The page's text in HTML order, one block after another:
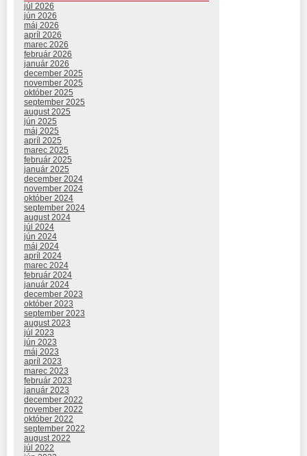
júl 2026
jún 2026
máj 2026
apríl 2026
marec 2026
február 2026
január 2026
december 2025
november 2025
október 2025
september 2025
august 2025
jún 2025
máj 2025
apríl 2025
marec 2025
február 2025
január 2025
december 2024
november 2024
október 2024
september 2024
august 2024
júl 2024
jún 2024
máj 2024
apríl 2024
marec 2024
február 2024
január 2024
december 2023
október 2023
september 2023
august 2023
júl 2023
jún 2023
máj 2023
apríl 2023
marec 2023
február 2023
január 2023
december 2022
november 2022
október 2022
september 2022
august 2022
júl 2022